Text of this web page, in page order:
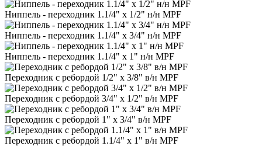
Ниппель - переходник 1.1/4" х 1/2" н/н MPF
Ниппель - переходник 1.1/4" х 3/4" н/н MPF
Ниппель - переходник 1.1/4" х 1" н/н MPF
Переходник с ребордой 1/2" х 3/8" в/н MPF
Переходник с ребордой 3/4" х 1/2" в/н MPF
Переходник с ребордой 1" х 3/4" в/н MPF
Переходник с ребордой 1.1/4" х 1" в/н MPF